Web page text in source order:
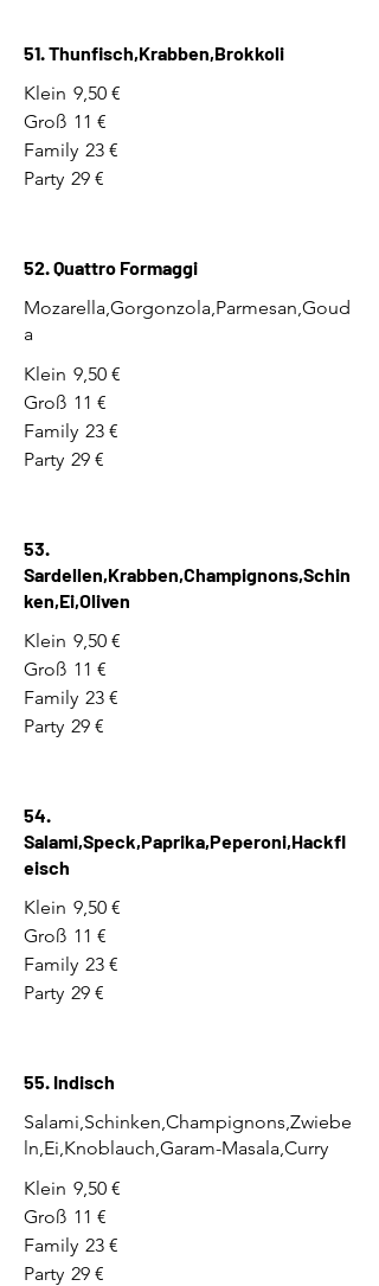
51. Thunfisch,Krabben,Brokkoli
Klein 9,50 €
Groß 11 €
Family 23 €
Party 29 €
52. Quattro Formaggi
Mozarella,Gorgonzola,Parmesan,Goud
a
Klein 9,50 €
Groß 11 €
Family 23 €
Party 29 €
53.
Sardellen,Krabben,Champignons,Schin
ken,Ei,Oliven
Klein 9,50 €
Groß 11 €
Family 23 €
Party 29 €
54.
Salami,Speck,Paprika,Peperoni,Hackfl
eisch
Klein 9,50 €
Groß 11 €
Family 23 €
Party 29 €
55. Indisch
Salami,Schinken,Champignons,Zwiebe
ln,Ei,Knoblauch,Garam-Masala,Curry
Klein 9,50 €
Groß 11 €
Family 23 €
Party 29 €